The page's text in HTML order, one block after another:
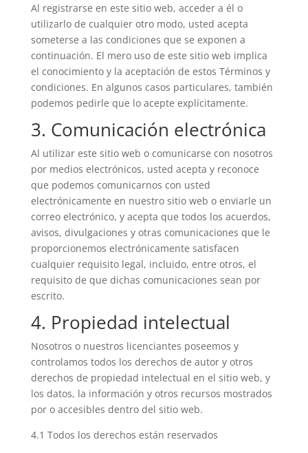
Al registrarse en este sitio web, acceder a él o
utilizarlo de cualquier otro modo, usted acepta
someterse a las condiciones que se exponen a
continuación. El mero uso de este sitio web implica
el conocimiento y la aceptación de estos Términos y
condiciones. En algunos casos particulares, también
podemos pedirle que lo acepte explícitamente.
3. Comunicación electrónica
Al utilizar este sitio web o comunicarse con nosotros
por medios electrónicos, usted acepta y reconoce
que podemos comunicarnos con usted
electrónicamente en nuestro sitio web o enviarle un
correo electrónico, y acepta que todos los acuerdos,
avisos, divulgaciones y otras comunicaciones que le
proporcionemos electrónicamente satisfacen
cualquier requisito legal, incluido, entre otros, el
requisito de que dichas comunicaciones sean por
escrito.
4. Propiedad intelectual
Nosotros o nuestros licenciantes poseemos y
controlamos todos los derechos de autor y otros
derechos de propiedad intelectual en el sitio web, y
los datos, la información y otros recursos mostrados
por o accesibles dentro del sitio web.
4.1 Todos los derechos están reservados